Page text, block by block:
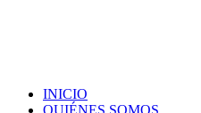
INICIO
QUIÉNES SOMOS